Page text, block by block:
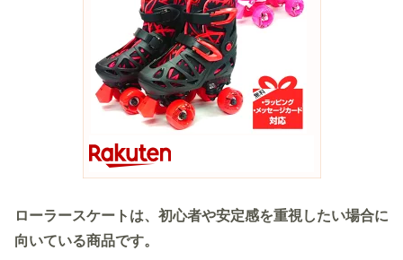
ローラースケートは、初心者や安定感を重視したい場合に
向いている商品です。